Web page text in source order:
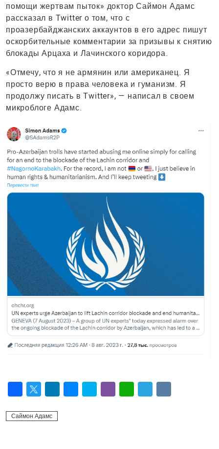
помощи жертвам пыток» доктор Саймон Адамс
рассказал в Twitter о том, что с
проазербайджанских аккаунтов в его адрес пишут
оскорбительные комментарии за призывы к снятию
блокады Арцаха и Лачинского коридора.
«Отмечу, что я не армянин или американец. Я
просто верю в права человека и гуманизм. Я
продолжу писать в Twitter», — написал в своем
микроблоге Адамс.
Саймон Адамс